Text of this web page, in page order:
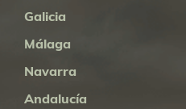
Galicia
Málaga
Navarra
Andalucía